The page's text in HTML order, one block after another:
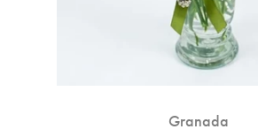
Granada